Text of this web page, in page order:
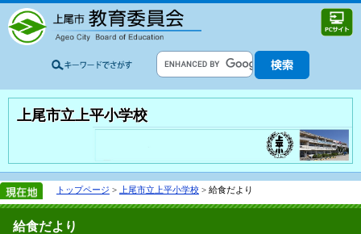
上尾市立上平小学校
トップページ > 上尾市立上平小学校 > 給食だより
給食だより